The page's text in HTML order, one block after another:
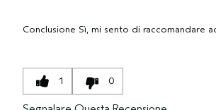
Conclusione Sì, mi sento di raccomandare
1 0